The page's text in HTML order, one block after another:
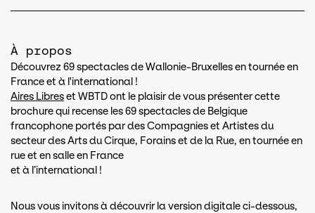
À propos
Découvrez 69 spectacles de Wallonie-Bruxelles en tournée en
France et à l'international !
Aires Libreset WBTD ont le plaisir de vous présenter cette
brochure qui recense les 69 spectacles de Belgique
francophone portés par des Compagnies et Artistes du
secteur des Arts du Cirque, Forains et de la Rue, en tournée en
rue et en salle en France
et à l’international !
Nous vous invitons à découvrir la version digitale ci-dessous,